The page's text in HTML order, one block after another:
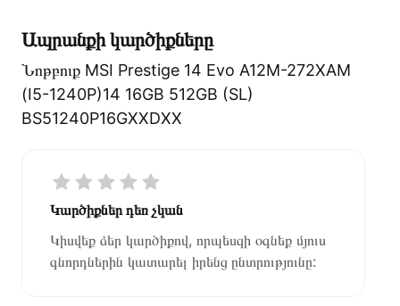
Ապրանքի կարծիքները
Նոթբուք MSI Prestige 14 Evo A12M-272XAM
(I5-1240P)14 16GB 512GB (SL)
BS51240P16GXXDXX
Կարծիքներ դեռ չկան
Կիսվեք ձեր կարծիքով, որպեսզի օգնեք մյուս
գնորդներին կատարել իրենց ընտրությունը: